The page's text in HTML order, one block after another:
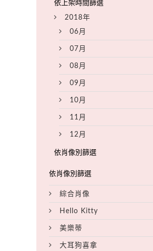
2018年
06月
07月
08月
09月
10月
11月
12月
綜合肖像
Hello Kitty
美樂蒂
大耳狗喜拿